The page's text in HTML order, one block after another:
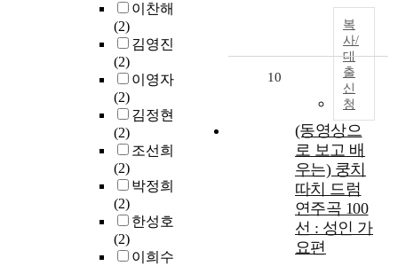
이찬해
(2)
김영진
(2)
이영자
(2)
김정현
(2)
조선희
(2)
박정희
(2)
한성호
(2)
이희수
복
사/
대
출
신
청
10
(동영상으
로 보고 배
우는) 쿵치
따치 드럼
연주곡 100
선 : 성인 가
요편